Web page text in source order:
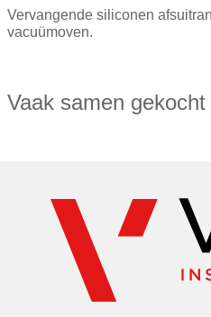
Vervangende siliconen
vacuümoven.
worden.
Vaak samen gekocht